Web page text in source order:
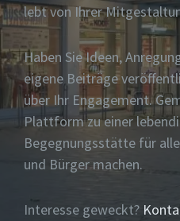
lebt von Ihrer
Haben Sie Ideen,
eigene Beiträge
über Ihr Engagement.
Plattform zu einer
Begegnungsstätte für
und Bürger machen.
Interesse geweckt?